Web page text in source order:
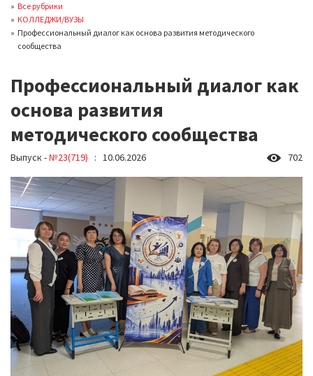
Все рубрики
КОЛЛЕДЖИ/ВУЗЫ
Профессиональный диалог как основа развития методического
сообщества
Профессиональный диалог как
основа развития
методического сообщества
Выпуск -№23(719) : 10.06.2026 702